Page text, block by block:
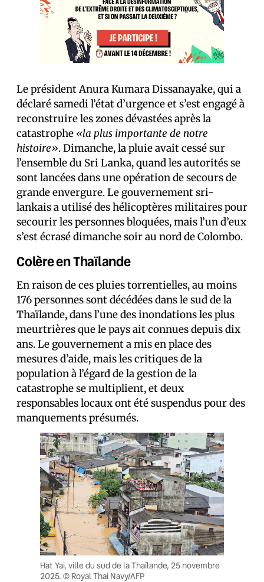
Le président Anura Kumara Dissanayake, qui a
déclaré samedi l’état d’urgence et s’est engagé à
reconstruire les zones dévastées après la
catastrophe «la plus importante de notre
histoire». Dimanche, la pluie avait cessé sur
l’ensemble du Sri Lanka, quand les autorités se
sont lancées dans une opération de secours de
grande envergure. Le gouvernement sri-
lankais a utilisé des hélicoptères militaires pour
secourir les personnes bloquées, mais l’un d’eux
s’est écrasé dimanche soir au nord de Colombo.
Colère en Thaïlande
En raison de ces pluies torrentielles, au moins
176 personnes sont décédées dans le sud de la
Thaïlande, dans l’une des inondations les plus
meurtrières que le pays ait connues depuis dix
ans. Le gouvernement a mis en place des
mesures d’aide, mais les critiques de la
population à l’égard de la gestion de la
catastrophe se multiplient, et deux
responsables locaux ont été suspendus pour des
manquements présumés.
Hat Yai, ville du sud de la Thaïlande, 25 novembre
2025. © Royal Thai Navy/AFP